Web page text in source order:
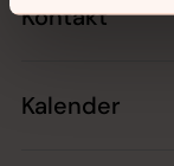
Kontakt
Kalender